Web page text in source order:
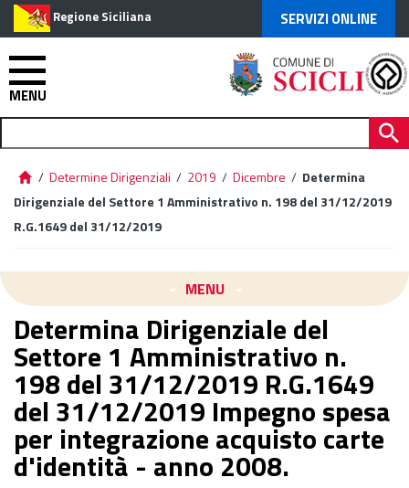
Regione Siciliana SERVIZI ONLINE
MENU
/ Determine Dirigenziali / 2019 / Dicembre / Determina
Dirigenziale del Settore 1 Amministrativo n. 198 del 31/12/2019
R.G.1649 del 31/12/2019
MENU
Determina Dirigenziale del
Settore 1 Amministrativo n.
198 del 31/12/2019 R.G.1649
del 31/12/2019 Impegno spesa
per integrazione acquisto carte
d'identità - anno 2008.